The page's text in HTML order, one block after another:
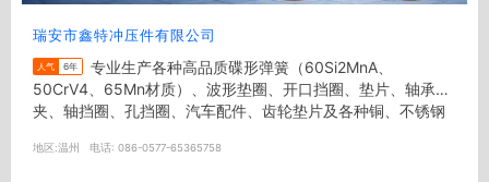
瑞安市鑫特冲压件有限公司
人气 6年
50CrV4、65Mn材质）、波形垫圈、开口挡圈、垫片、轴承
夹、轴挡圈、孔挡圈、汽车配件、齿轮垫片及各种铜、不锈钢
地区:温州 电话: 086-0577-65365758